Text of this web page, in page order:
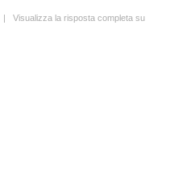
| Visualizza la risposta completa su